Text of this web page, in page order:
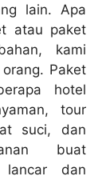
lain. Apa
atau paket
kami
Paket
hotel
tour
suci, dan
buat
lancar dan